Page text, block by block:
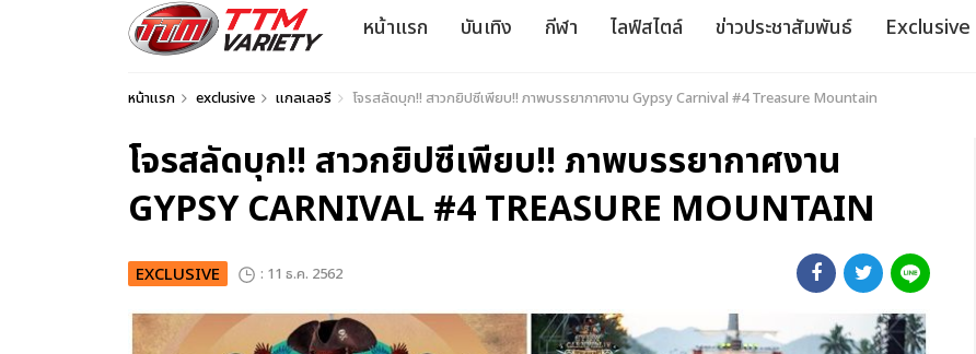
หน้าแรก บันเทิง กีฬา ไลฟ์สไตล์ ข่าวประชาสัมพันธ์ Exclusive
หน้าแรก exclusive แกลเลอรี โจรสลัดบุก!! สาวกยิปซีเพียบ!! ภาพบรรยากาศงาน Gypsy Carnival #4 Treasure Mountain
โจรสลัดบุก!! สาวกยิปซีเพียบ!! ภาพบรรยากาศงาน
GYPSY CARNIVAL #4 TREASURE MOUNTAIN
EXCLUSIVE : 11 ธ.ค. 2562